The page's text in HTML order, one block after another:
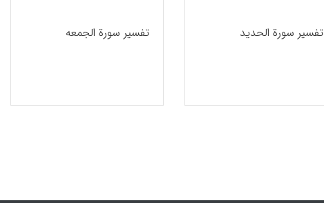
تفسیر سورة الحدید تفسیر سورة الجمعه